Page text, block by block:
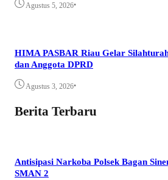
Agustus 5, 2026•
HIMA PASBAR Riau Gelar
dan Anggota DPRD
Agustus 3, 2026•
Berita Terbaru
Antisipasi Narkoba Polsek Bagan
SMAN 2